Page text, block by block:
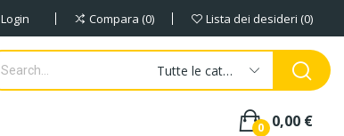
Login Compara 0 Lista dei desideri 0
Tutte le categorie
0,00 €
0